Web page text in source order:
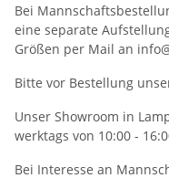
Bei
eine separate
Größen per Mail an
Bitte vor Bestellung
Unser Showroom in
werktags von 10:00 -
Bei Interesse an